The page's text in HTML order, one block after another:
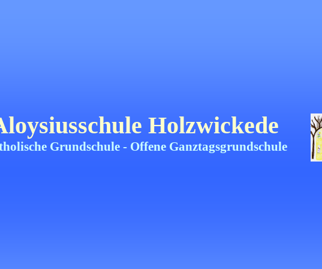
Holzwickede
Grundschule - Offene Ganztagsgrundschule